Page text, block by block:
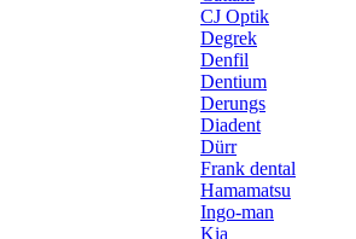
CJ Optik
Degrek
Denfil
Dentium
Derungs
Diadent
Dürr
Frank dental
Hamamatsu
Ingo-man
Kia